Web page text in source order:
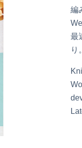
編
最
り。